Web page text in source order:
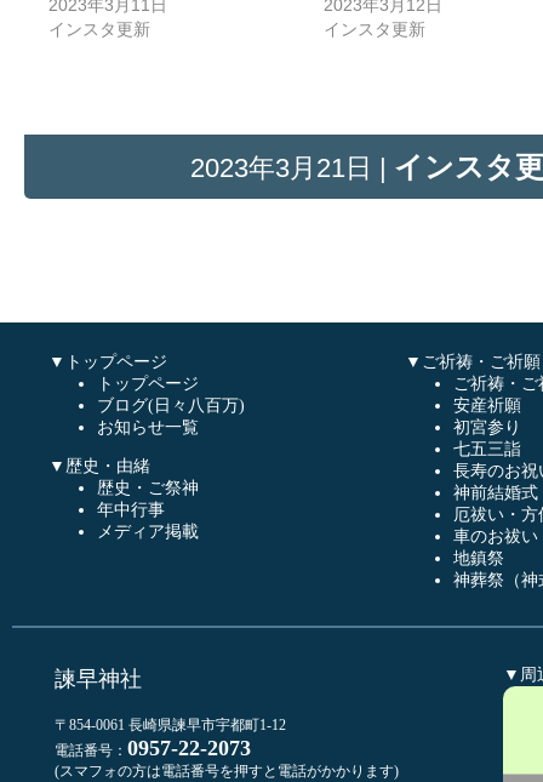
2023年3月11日
インスタ更新
2023年3月12日
インスタ更新
2023年3月21日 | インスタ
▼トップページ
トップページ
ブログ(日々八百万)
お知らせ一覧
▼歴史・由緒
歴史・ご祭神
年中行事
メディア掲載
▼ご祈祷・ご祈願
ご祈祷・ご
安産祈願
初宮参り
七五三詣
長寿のお祝
神前結婚式
厄祓い・方
車のお祓い
地鎮祭
神葬祭（神
諫早神社
〒854-0061 長崎県諫早市宇都町1-12
電話番号： 0957-22-2073
(スマフォの方は電話番号を押すと電話がかかります)
▼周